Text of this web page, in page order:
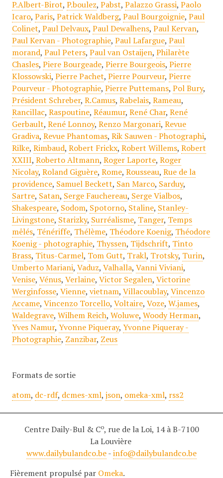
P.Albert-Birot, P.boulez, Pabst, Palazzo Grassi, Paolo
Icaro, Paris, Patrick Waldberg, Paul Bourgoignie, Paul
Colinet, Paul Delvaux, Paul Dewalhens, Paul Kervan,
Paul Kervan - Photographie, Paul Lafargue, Paul
morand, Paul Peters, Paul van Ostaijen, Philarète
Chasles, Piere Bourgeade, Pierre Bourgeois, Pierre
Klossowski, Pierre Pachet, Pierre Pourveur, Pierre
Pourveur - Photographie, Pierre Puttemans, Pol Bury,
Président Schreber, R.Camus, Rabelais, Rameau,
Rancillac, Raspoutine, Réaumur, René Char, René
Gerbault, René Lonnoy, Renzo Margonari, Revue
Gradiva, Revue Phantomas, Rik Sauwen - Photographi,
Rilke, Rimbaud, Robert Frickx, Robert Willems, Robert
XXIII, Roberto Altmann, Roger Laporte, Roger
Nicolay, Roland Giguère, Rome, Rousseau, Rue de la
providence, Samuel Beckett, San Marco, Sarduy,
Sartre, Satan, Serge Fauchereau, Serge Vialbos,
Shakespeare, Sodom, Spotorno, Staline, Stanley-
Livingstone, Starizky, Surréalisme, Tanger, Temps
mêlés, Ténériffe, Thélème, Théodore Koenig, Théodore
Koenig - photographie, Thyssen, Tijdschrift, Tinto
Brass, Titus-Carmel, Tom Gutt, Trakl, Trotsky, Turin,
Umberto Mariani, Vaduz, Valhalla, Vanni Viviani,
Venise, Vénus, Verlaine, Victor Segalen, Victorine
Werginfosse, Vienne, vietnam, Villacoublay, Vincenzo
Accame, Vincenzo Torcello, Voltaire, Voze, W.james,
Waldegrave, Wilhem Reich, Woluwe, Woody Herman,
Yves Namur, Yvonne Piqueray, Yvonne Piqueray -
Photographie, Zanzibar, Zeus
Formats de sortie
atom, dc-rdf, dcmes-xml, json, omeka-xml, rss2
Centre Daily-Bul & Co, rue de la Loi, 14 à B-7100
La Louvière
www.dailybulandco.be-info@dailybulandco.be
Fièrement propulsé par Omeka.